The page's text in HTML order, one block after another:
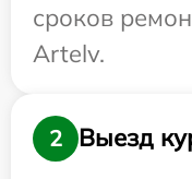
сроков
Artelv.
2
Выезд